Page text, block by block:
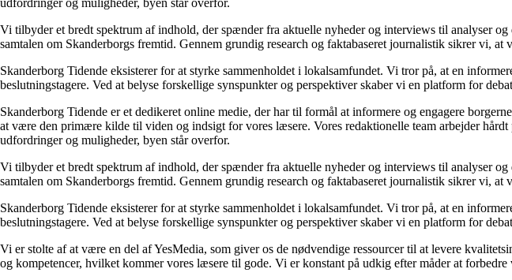
Vi tilbyder et bredt spektrum af indhold, der spænder fra aktuelle nyheder og interviews til analyser
samtalen om Skanderborgs fremtid. Gennem grundig research og faktabaseret journalistik sikrer vi, at
Skanderborg Tidende eksisterer for at styrke sammenholdet i lokalsamfundet. Vi tror på, at en
beslutningstagere. Ved at belyse forskellige synspunkter og perspektiver skaber vi en platform for
Skanderborg Tidende er et dedikeret online medie, der har til formål at informere og engagere
at være den primære kilde til viden og indsigt for vores læsere. Vores redaktionelle team arbejder
udfordringer og muligheder, byen står overfor.
Vi tilbyder et bredt spektrum af indhold, der spænder fra aktuelle nyheder og interviews til analyser
samtalen om Skanderborgs fremtid. Gennem grundig research og faktabaseret journalistik sikrer vi, at
Skanderborg Tidende eksisterer for at styrke sammenholdet i lokalsamfundet. Vi tror på, at en
beslutningstagere. Ved at belyse forskellige synspunkter og perspektiver skaber vi en platform for
Vi er stolte af at være en del af YesMedia, som giver os de nødvendige ressourcer til at levere
og kompetencer, hvilket kommer vores læsere til gode. Vi er konstant på udkig efter måder at